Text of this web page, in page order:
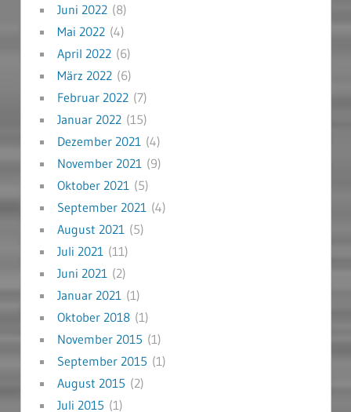
Juni 2022(8)
Mai 2022(4)
April 2022(6)
März 2022(6)
Februar 2022(7)
Januar 2022(15)
Dezember 2021 (4)
November 2021 (9)
Oktober 2021 (5)
September 2021 (4)
August 2021 (5)
Juli 2021 (11)
Juni 2021 (2)
Januar 2021 (1)
Oktober 2018(1)
November 2015 (1)
September 2015 (1)
August 2015 (2)
Juli 2015 (1)